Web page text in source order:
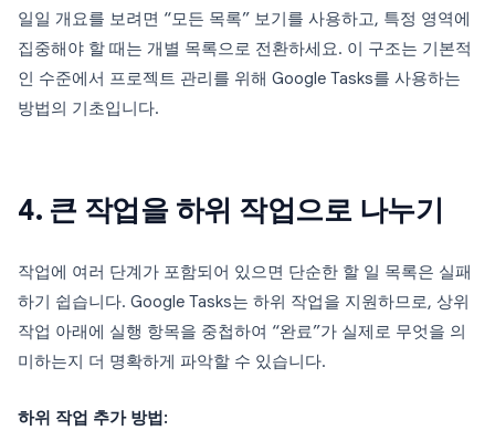
일일 개요를 보려면 “모든 목록” 보기를 사용하고, 특정 영역에
집중해야 할 때는 개별 목록으로 전환하세요. 이 구조는 기본적
인 수준에서 프로젝트 관리를 위해 Google Tasks를 사용하는
방법의 기초입니다.
4. 큰 작업을 하위 작업으로 나누기
작업에 여러 단계가 포함되어 있으면 단순한 할 일 목록은 실패
하기 쉽습니다. Google Tasks는 하위 작업을 지원하므로, 상위
작업 아래에 실행 항목을 중첩하여 “완료”가 실제로 무엇을 의
미하는지 더 명확하게 파악할 수 있습니다.
하위 작업 추가 방법: